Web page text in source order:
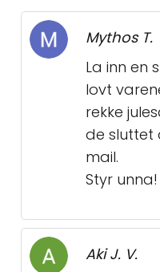
Mythos T.
La inn en
lovt
rekke
de sluttet
mail.
Styr unna!
Aki J. V.